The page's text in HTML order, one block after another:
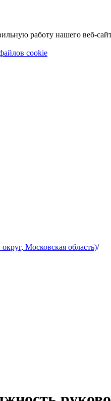
работу нашего веб-
cookie
Московская область)/